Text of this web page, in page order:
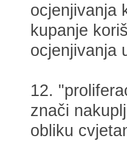
ocjenjivanja
kupanje
ocjenjivanja
12.
znači
obliku